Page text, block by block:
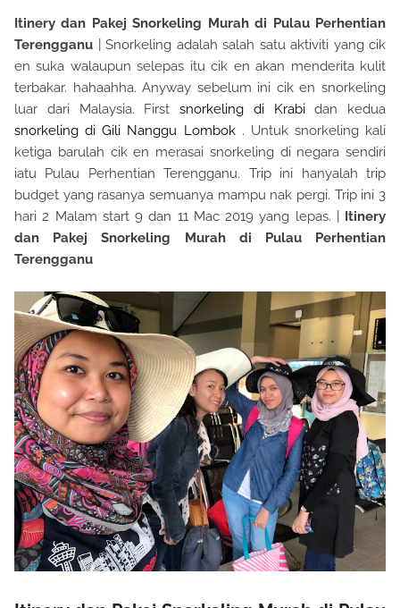
Itinery dan Pakej Snorkeling Murah di Pulau Perhentian
Terengganu | Snorkeling adalah salah satu aktiviti yang cik
en suka walaupun selepas itu cik en akan menderita kulit
terbakar. hahaahha. Anyway sebelum ini cik en snorkeling
luar dari Malaysia. First snorkeling di Krabidan kedua
snorkeling di Gili Nanggu Lombok. Untuk snorkeling kali
ketiga barulah cik en merasai snorkeling di negara sendiri
iatu Pulau Perhentian Terengganu. Trip ini hanyalah trip
budget yang rasanya semuanya mampu nak pergi. Trip ini 3
hari 2 Malam start 9 dan 11 Mac 2019 yang lepas. | Itinery
dan Pakej Snorkeling Murah di Pulau Perhentian
Terengganu